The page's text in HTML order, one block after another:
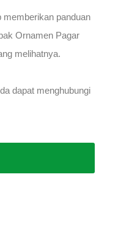
memberikan panduan
Ornamen Pagar
melihatnya.
dapat menghubungi